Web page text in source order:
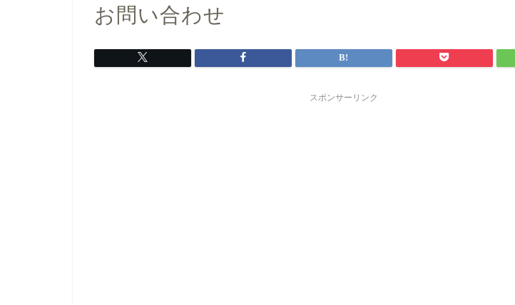
お問い合わせ
スポンサーリンク